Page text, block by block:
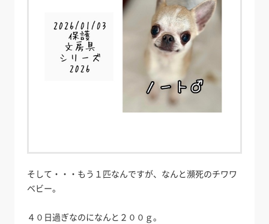
そして・・・もう１匹なんですが、なんと瀕死のチワワ
ベビー。
４０日過ぎなのになんと２００ｇ。